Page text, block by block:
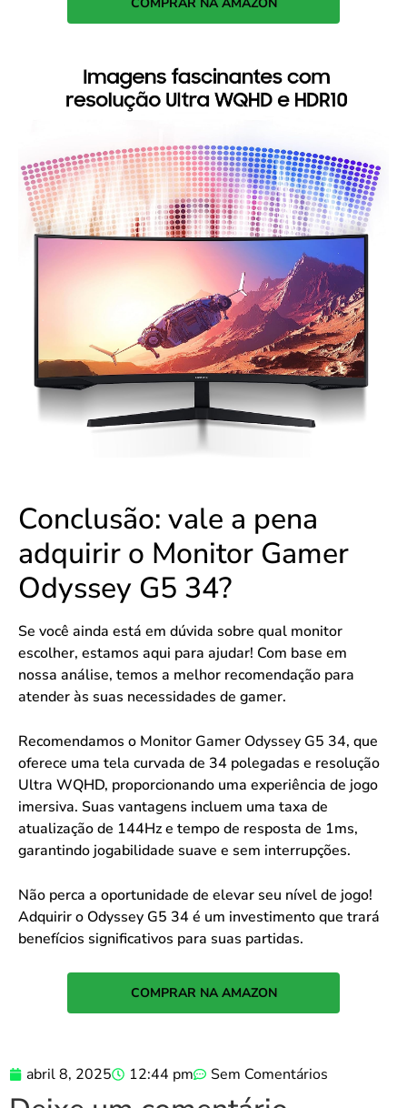
COMPRAR NA AMAZON
Conclusão: vale a pena
adquirir o Monitor Gamer
Odyssey G5 34?
Se você ainda está em dúvida sobre qual monitor
escolher, estamos aqui para ajudar! Com base em
nossa análise, temos a melhor recomendação para
atender às suas necessidades de gamer.
Recomendamos o Monitor Gamer Odyssey G5 34, que
oferece uma tela curvada de 34 polegadas e resolução
Ultra WQHD, proporcionando uma experiência de jogo
imersiva. Suas vantagens incluem uma taxa de
atualização de 144Hz e tempo de resposta de 1ms,
garantindo jogabilidade suave e sem interrupções.
Não perca a oportunidade de elevar seu nível de jogo!
Adquirir o Odyssey G5 34 é um investimento que trará
benefícios significativos para suas partidas.
COMPRAR NA AMAZON
abril 8, 2025 12:44 pm Sem Comentários